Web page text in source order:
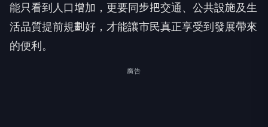
能只看到人口增加，更要同步把交通、公共設施及生
活品質提前規劃好，才能讓市民真正享受到發展帶來
的便利。
廣告